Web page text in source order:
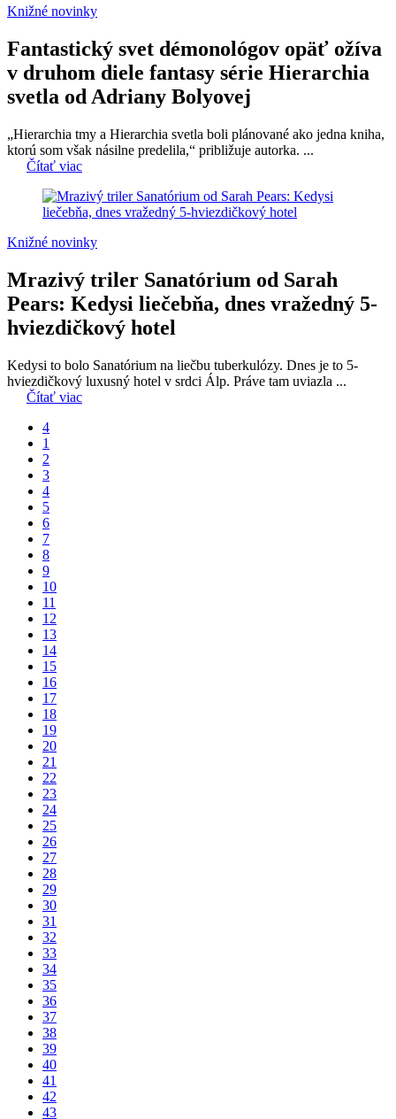
Knižné novinky
Fantastický svet démonológov opäť ožíva
v druhom diele fantasy série Hierarchia
svetla od Adriany Bolyovej
„Hierarchia tmy a Hierarchia svetla boli plánované ako jedna kniha,
ktorú som však násilne predelila,“ približuje autorka. ...
Čítať viac
Knižné novinky
Mrazivý triler Sanatórium od Sarah
Pears: Kedysi liečebňa, dnes vražedný 5-
hviezdičkový hotel
Kedysi to bolo Sanatórium na liečbu tuberkulózy. Dnes je to 5-
hviezdičkový luxusný hotel v srdci Álp. Práve tam uviazla ...
Čítať viac
4
1
2
3
4
5
6
7
8
9
10
11
12
13
14
15
16
17
18
19
20
21
22
23
24
25
26
27
28
29
30
31
32
33
34
35
36
37
38
39
40
41
42
43